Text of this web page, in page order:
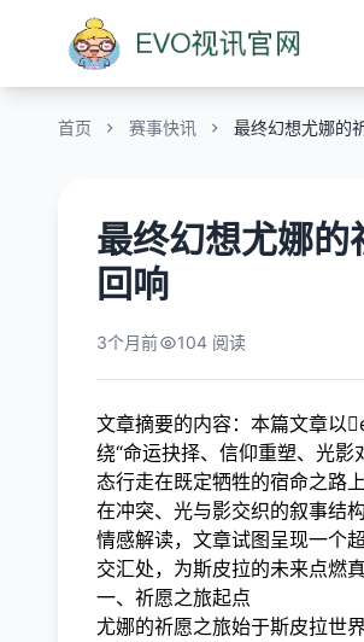
首页 赛事快讯 最终幻想尤娜的
最终幻想尤娜
回响
3个月前 104 阅读
文章摘要的内容：本篇文章以
绕“命运抉择、信仰重塑、光
态行走在既定牺牲的宿命之路
在冲突、光与影交织的叙事结
情感解读，文章试图呈现一个
交汇处，为斯皮拉的未来点燃真
一、祈愿之旅起点
尤娜的祈愿之旅始于斯皮拉世